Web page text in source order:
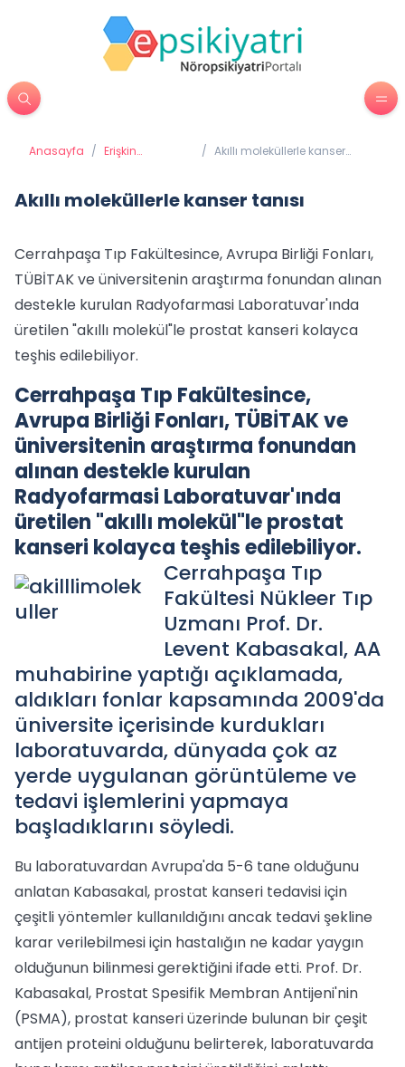
Anasayfa / Erişkin
/ Akıllı moleküllerle kanser
Akıllı moleküllerle kanser tanısı
Cerrahpaşa Tıp Fakültesince, Avrupa Birliği Fonları,
TÜBİTAK ve üniversitenin araştırma fonundan alınan
destekle kurulan Radyofarmasi Laboratuvar'ında
üretilen "akıllı molekül"le prostat kanseri kolayca
teşhis edilebiliyor.
Cerrahpaşa Tıp Fakültesince,
Avrupa Birliği Fonları, TÜBİTAK ve
üniversitenin araştırma fonundan
alınan destekle kurulan
Radyofarmasi Laboratuvar'ında
üretilen "akıllı molekül"le prostat
kanseri kolayca teşhis edilebiliyor.
Cerrahpaşa Tıp
Fakültesi Nükleer Tıp
Uzmanı Prof. Dr.
Levent Kabasakal, AA
muhabirine yaptığı açıklamada,
aldıkları fonlar kapsamında 2009'da
üniversite içerisinde kurdukları
laboratuvarda, dünyada çok az
yerde uygulanan görüntüleme ve
tedavi işlemlerini yapmaya
başladıklarını söyledi.
Bu laboratuvardan Avrupa'da 5-6 tane olduğunu
anlatan Kabasakal, prostat kanseri tedavisi için
çeşitli yöntemler kullanıldığını ancak tedavi şekline
karar verilebilmesi için hastalığın ne kadar yaygın
olduğunun bilinmesi gerektiğini ifade etti. Prof. Dr.
Kabasakal, Prostat Spesifik Membran Antijeni'nin
(PSMA), prostat kanseri üzerinde bulunan bir çeşit
antijen proteini olduğunu belirterek, laboratuvarda